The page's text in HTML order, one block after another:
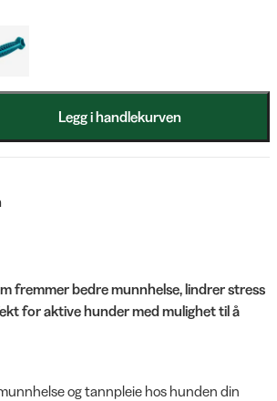
Legg i handlekurven
fremmer bedre munnhelse, lindrer stress
for aktive hunder med mulighet til å
og tannpleie hos hunden din